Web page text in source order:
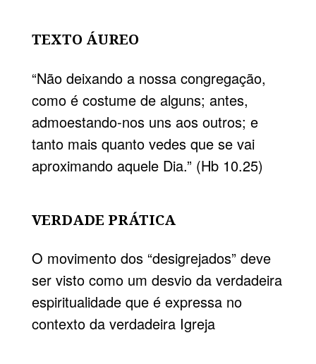
TEXTO ÁUREO
“Não deixando a nossa congregação,
como é costume de alguns; antes,
admoestando-nos uns aos outros; e
tanto mais quanto vedes que se vai
aproximando aquele Dia.” (Hb 10.25)
VERDADE PRÁTICA
O movimento dos “desigrejados” deve
ser visto como um desvio da verdadeira
espiritualidade que é expressa no
contexto da verdadeira Igreja